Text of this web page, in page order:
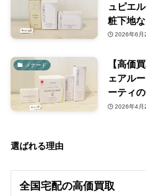
ュピエ
粧下地
2026年6月
メナード
【高価
ェアル
ーティ
2026年4月
選ばれる理由
全国宅配の高価買取